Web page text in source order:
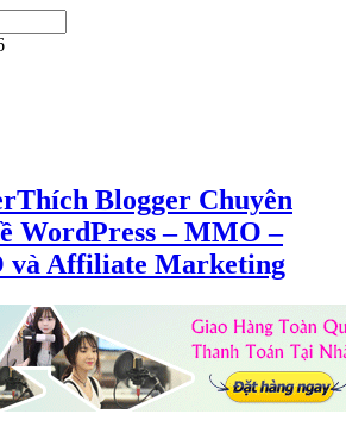
Thích Blogger Chuyên
WordPress – MMO –
và Affiliate Marketing